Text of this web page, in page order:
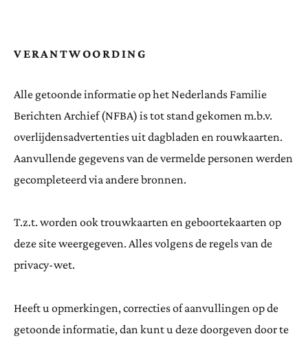
VERANTWOORDING
Alle getoonde informatie op het Nederlands Familie
Berichten Archief (NFBA) is tot stand gekomen m.b.v.
overlijdensadvertenties uit dagbladen en rouwkaarten.
Aanvullende gegevens van de vermelde personen werden
gecompleteerd via andere bronnen.
T.z.t. worden ook trouwkaarten en geboortekaarten op
deze site weergegeven. Alles volgens de regels van de
privacy-wet.
Heeft u opmerkingen, correcties of aanvullingen op de
getoonde informatie, dan kunt u deze doorgeven door te